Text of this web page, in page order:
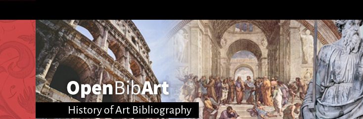
History of Art Bibliography